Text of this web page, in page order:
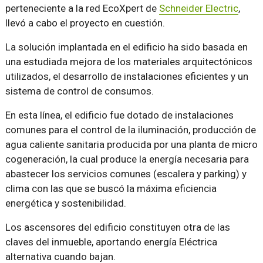
perteneciente a la red EcoXpert de Schneider Electric,
llevó a cabo el proyecto en cuestión.
La solución implantada en el edificio ha sido basada en
una estudiada mejora de los materiales arquitectónicos
utilizados, el desarrollo de instalaciones eficientes y un
sistema de control de consumos.
En esta línea, el edificio fue dotado de instalaciones
comunes para el control de la iluminación, producción de
agua caliente sanitaria producida por una planta de micro
cogeneración, la cual produce la energía necesaria para
abastecer los servicios comunes (escalera y parking) y
clima con las que se buscó la máxima eficiencia
energética y sostenibilidad.
Los ascensores del edificio constituyen otra de las
claves del inmueble, aportando energía Eléctrica
alternativa cuando bajan.